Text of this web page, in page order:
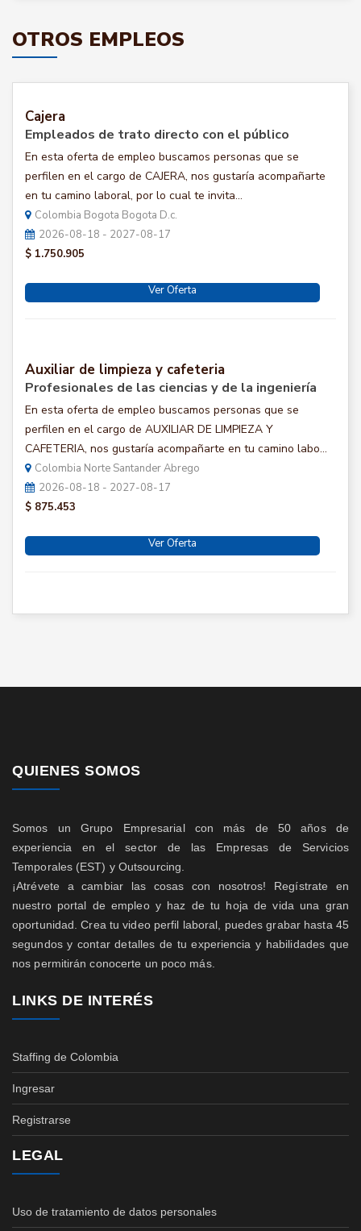
OTROS EMPLEOS
Cajera
Empleados de trato directo con el público
En esta oferta de empleo buscamos personas que se
perfilen en el cargo de CAJERA, nos gustaría acompañarte
en tu camino laboral, por lo cual te invita...
Colombia Bogota Bogota D.c.
2026-08-18 - 2027-08-17
$ 1.750.905
Ver Oferta
Auxiliar de limpieza y cafeteria
Profesionales de las ciencias y de la ingeniería
En esta oferta de empleo buscamos personas que se
perfilen en el cargo de AUXILIAR DE LIMPIEZA Y
CAFETERIA, nos gustaría acompañarte en tu camino labo...
Colombia Norte Santander Abrego
2026-08-18 - 2027-08-17
$ 875.453
Ver Oferta
QUIENES SOMOS
Somos un Grupo Empresarial con más de 50 años de
experiencia en el sector de las Empresas de Servicios
Temporales (EST) y Outsourcing.
¡Atrévete a cambiar las cosas con nosotros! Regístrate en
nuestro portal de empleo y haz de tu hoja de vida una gran
oportunidad. Crea tu video perfil laboral, puedes grabar hasta 45
segundos y contar detalles de tu experiencia y habilidades que
nos permitirán conocerte un poco más.
LINKS DE INTERÉS
Staffing de Colombia
Ingresar
Registrarse
LEGAL
Uso de tratamiento de datos personales